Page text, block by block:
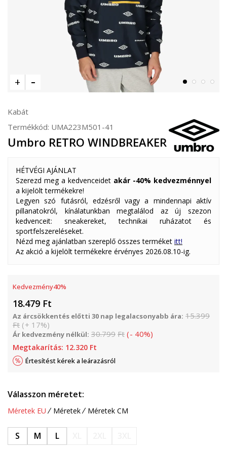
Kabát
Termékkód: UMA223M501-41
Umbro RETRO WINDBREAKER
HÉTVÉGI AJÁNLAT
Szerezd meg a kedvenceidet akár -40% kedvezménnyel
a kijelölt termékekre!
Legyen szó futásról, edzésről vagy a mindennapi aktív
pillanatokról, kínálatunkban megtalálod az új szezon
kedvenceit: sneakereket, technikai ruházatot és
sportfelszereléseket.
Nézd meg ajánlatban szereplő összes terméket itt!
Az akció a kijelölt termékekre érvényes 2026.08.10-ig.
Kedvezmény40%
18.479 Ft
Az árcsökkentés előtti 30 nap legalacsonyabb ára: 15.399
Ft (+ 17%)
Ár kedvezmény nélkül: 30.799 Ft (- 40%)
Megtakarítás: 12.320 Ft
Értesítést kérek a leárazásról
Válasszon méretet:
Méretek EU Méretek Méretek CM
S M L